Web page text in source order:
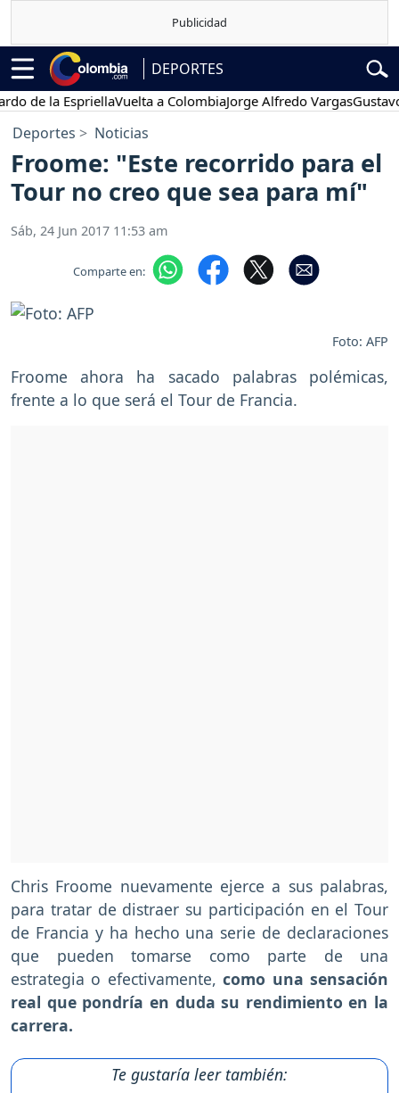
DEPORTES
la EspriellaVuelta a ColombiaJorge Alfredo VargasGustavo
Deportes Noticias
Froome: "Este recorrido para el
Tour no creo que sea para mí"
Sáb, 24 Jun 2017 11:53 am
Comparte en:
Foto: AFP
Froome ahora ha sacado palabras polémicas,
frente a lo que será el Tour de Francia.
Chris Froome nuevamente ejerce a sus palabras,
para tratar de distraer su participación en el Tour
de Francia y ha hecho una serie de declaraciones
que pueden tomarse como parte de una
estrategia o efectivamente,como una sensación
real que pondría en duda su rendimiento en la
carrera.
Te gustaría leer también: